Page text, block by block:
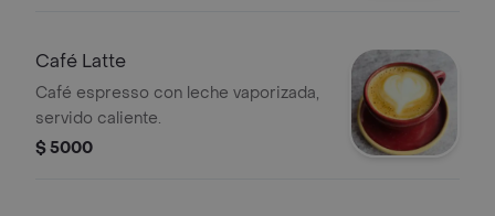
Café Latte
Café espresso con leche vaporizada,
servido caliente.
$ 5000